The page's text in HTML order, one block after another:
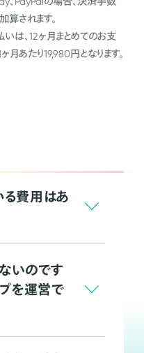
されます。
は、12ヶ月まとめてのお支
月あたり19,980円となります。
費用はあ
いのです
プを運営で